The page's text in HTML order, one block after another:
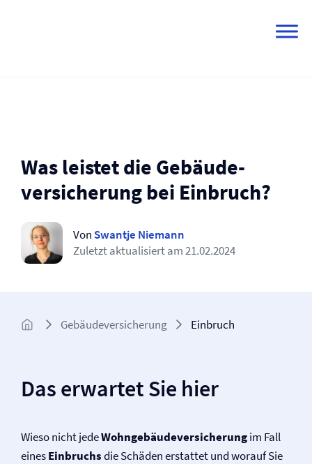
Was leistet die Gebäude­
versicherung bei Einbruch?
Von Swantje Niemann
Zuletzt aktualisiert am21.02.2024
Gebäude­­versicherung Einbruch
Das erwartet Sie hier
Wieso nicht jedeWohngebäude­versicherungim Fall
einesEinbruchsdie Schäden erstattet und worauf Sie